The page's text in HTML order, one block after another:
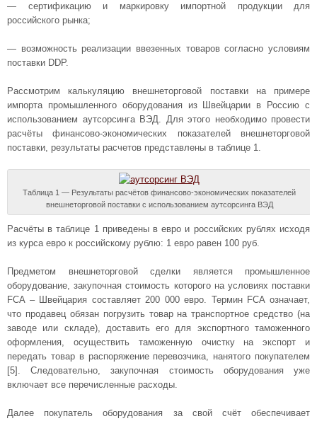
— сертификацию и маркировку импортной продукции для
российского рынка;
— возможность реализации ввезенных товаров согласно условиям
поставки DDP.
Рассмотрим калькуляцию внешнеторговой поставки на примере
импорта промышленного оборудования из Швейцарии в Россию с
использованием аутсорсинга ВЭД. Для этого необходимо провести
расчёты финансово-экономических показателей внешнеторговой
поставки, результаты расчетов представлены в таблице 1.
Таблица 1 — Результаты расчётов финансово-экономических показателей
внешнеторговой поставки с использованием аутсорсинга ВЭД
Расчёты в таблице 1 приведены в евро и российских рублях исходя
из курса евро к российскому рублю: 1 евро равен 100 руб.
Предметом внешнеторговой сделки является промышленное
оборудование, закупочная стоимость которого на условиях поставки
FCA – Швейцария составляет 200 000 евро. Термин FCA означает,
что продавец обязан погрузить товар на транспортное средство (на
заводе или складе), доставить его для экспортного таможенного
оформления, осуществить таможенную очистку на экспорт и
передать товар в распоряжение перевозчика, нанятого покупателем
[5]. Следовательно, закупочная стоимость оборудования уже
включает все перечисленные расходы.
Далее покупатель оборудования за свой счёт обеспечивает